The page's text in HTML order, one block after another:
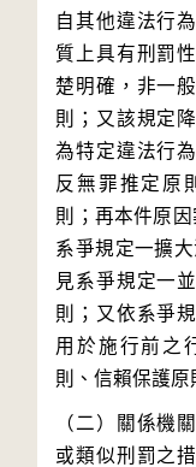
自其他違法行
質上具有刑罰
楚明確，非一
則；又該規定
為特定違法行
反無罪推定原
則；再本件原
系爭規定一擴
見系爭規定一
則；又依系爭
用於施行前之
（二）關係機
或類似刑罰之